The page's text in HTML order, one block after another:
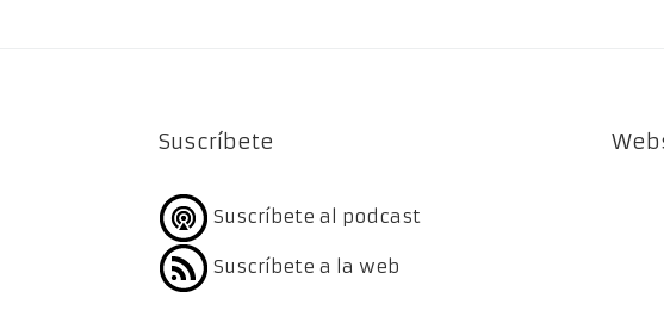
Suscríbete
Suscríbete al podcast
Suscríbete a la web